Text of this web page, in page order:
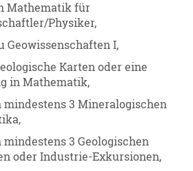
Mathematik für
Physiker,
Geowissenschaften I,
Karten oder eine
in Mathematik,
mindestens 3 Mineralogischen
mindestens 3 Geologischen
oder Industrie-Exkursionen,